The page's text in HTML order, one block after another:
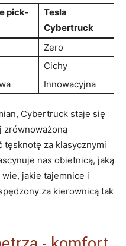
pick-
Tesla
Cybertruck
Zero
Cichy
Innowacyjna
Cybertruck‌ staje się
zrównoważoną⁢
‌tęsknotę za klasycznymi
nas obietnicą, jaką
jakie ‌tajemnice i
za kierownicą⁤ tak